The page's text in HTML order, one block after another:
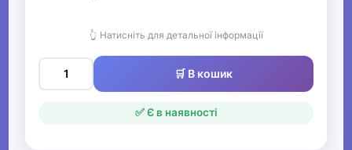
👆 Натисніть для детальної інформації
🛒 В кошик
✅ Є в наявності